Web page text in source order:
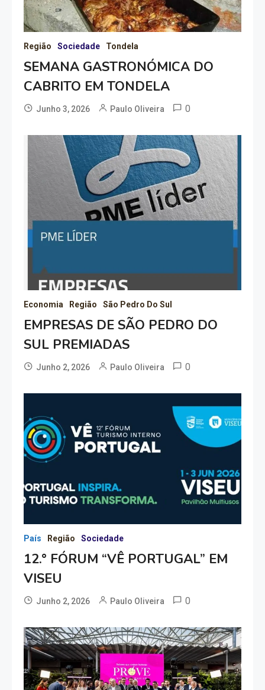
Região Sociedade Tondela
SEMANA GASTRONÓMICA DO
CABRITO EM TONDELA
Junho 3, 2026 Paulo Oliveira 0
Economia Região São Pedro Do Sul
EMPRESAS DE SÃO PEDRO DO
SUL PREMIADAS
Junho 2, 2026 Paulo Oliveira 0
País Região Sociedade
12.° FÓRUM “VÊ PORTUGAL” EM
VISEU
Junho 2, 2026 Paulo Oliveira 0